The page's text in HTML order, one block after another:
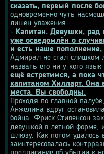
сказать, первый после
одновременно чуть
лишён уважения.
- Капитан. Девушки, рад
уже осведомлён о
и есть наше
Адмирал не стал слишком
назвать его ни у кого
ещё встретимся, а пока
капитаном Хилларт. Она
места. Вы свободны.
Проходя по главной
Анжелина вдруг
бойца. Фриск Стивенсон
девушкой в лётной форме,
шлюзу. Как потом удалось
заинтересовалась